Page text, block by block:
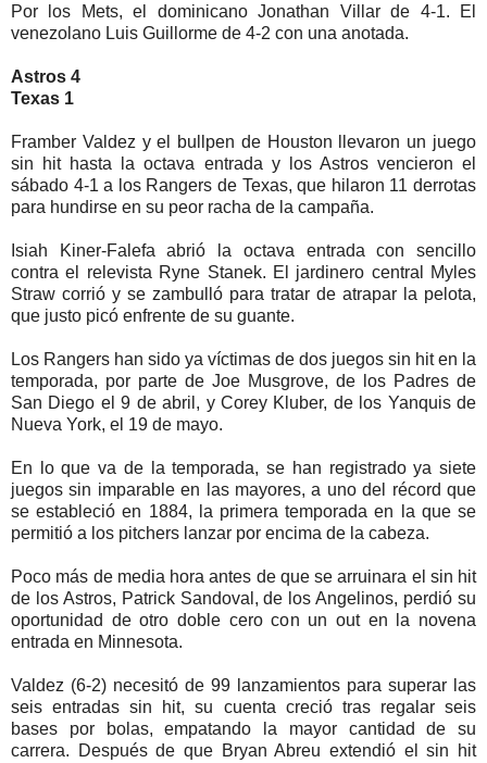
Por los Mets, el dominicano Jonathan Villar de 4-1. El
venezolano Luis Guillorme de 4-2 con una anotada.
Astros 4
Texas 1
Framber Valdez y el bullpen de Houston llevaron un juego
sin hit hasta la octava entrada y los Astros vencieron el
sábado 4-1 a los Rangers de Texas, que hilaron 11 derrotas
para hundirse en su peor racha de la campaña.
Isiah Kiner-Falefa abrió la octava entrada con sencillo
contra el relevista Ryne Stanek. El jardinero central Myles
Straw corrió y se zambulló para tratar de atrapar la pelota,
que justo picó enfrente de su guante.
Los Rangers han sido ya víctimas de dos juegos sin hit en la
temporada, por parte de Joe Musgrove, de los Padres de
San Diego el 9 de abril, y Corey Kluber, de los Yanquis de
Nueva York, el 19 de mayo.
En lo que va de la temporada, se han registrado ya siete
juegos sin imparable en las mayores, a uno del récord que
se estableció en 1884, la primera temporada en la que se
permitió a los pitchers lanzar por encima de la cabeza.
Poco más de media hora antes de que se arruinara el sin hit
de los Astros, Patrick Sandoval, de los Angelinos, perdió su
oportunidad de otro doble cero con un out en la novena
entrada en Minnesota.
Valdez (6-2) necesitó de 99 lanzamientos para superar las
seis entradas sin hit, su cuenta creció tras regalar seis
bases por bolas, empatando la mayor cantidad de su
carrera. Después de que Bryan Abreu extendió el sin hit